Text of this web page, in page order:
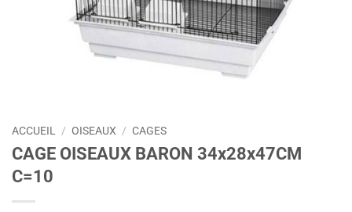
ACCUEIL / OISEAUX / CAGES
CAGE OISEAUX BARON 34x28x47CM
C=10